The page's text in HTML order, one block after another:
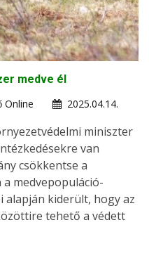
medve él
Online
2025.04.14.
miniszter
van
csökkentse a
medvepopuláció-
alapján kiderült, hogy az
tehető a védett